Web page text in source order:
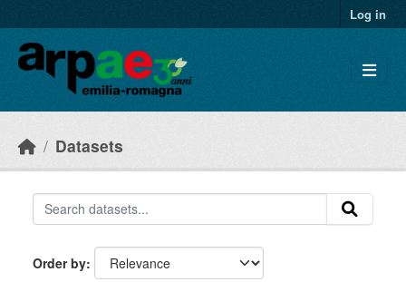
Log in
Datasets
Order by